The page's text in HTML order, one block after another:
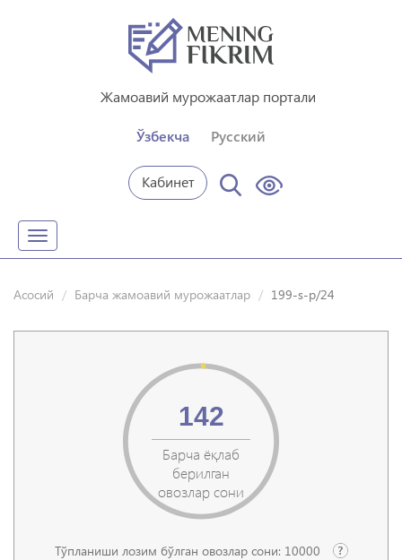
Жамоавий мурожаатлар портали
Ўзбекча Русский
Кабинет
Toggle
navigation
Асосий Барча жамоавий мурожаатлар 199-s-p/24
Барча ёқлаб
берилган
овозлар сони
142
Тўпланиши лозим бўлган овозлар сони: 10000